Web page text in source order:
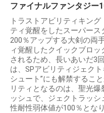
ファイナルファンタジー
トラストアビリティキン
ティ覚醒をしたスーパー
200％アップする大剣の両
ィ覚醒したクイックブロ
されるため、長いあいだ3
は、SPアビリティジェク
シュート”にも解禁するこ
リティとなるのは、聖光
ッシュで、ジェクトラッ
性耐性弱体値が100％となり